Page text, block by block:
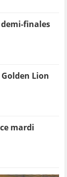
demi-finales
Golden Lion
mardi